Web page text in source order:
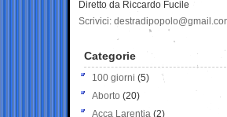
Diretto da Riccardo Fucile
Scrivici:
Categorie
100 giorni (5)
Aborto (20)
Acca Larentia (2)